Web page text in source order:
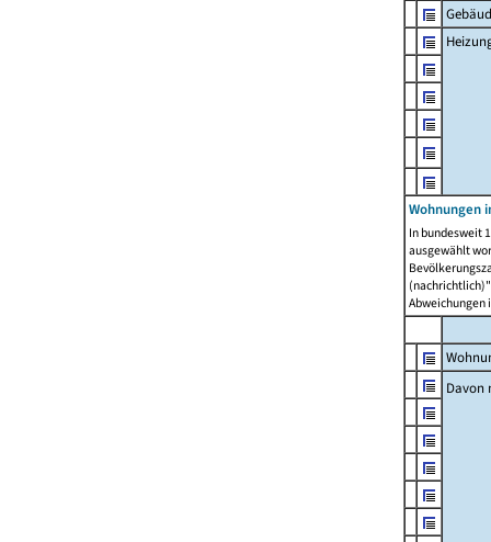
Wohnungen
In bundesweit
ausgewählt
Abweichungen
Davon